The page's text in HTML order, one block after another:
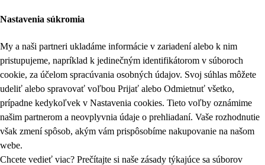
Nastavenia súkromia
My a naši partneri ukladáme informácie v zariadení alebo k nim
pristupujeme, napríklad k jedinečným identifikátorom v súboroch
cookie, za účelom spracúvania osobných údajov. Svoj súhlas môžete
udeliť alebo spravovať voľbou Prijať alebo Odmietnuť všetko,
prípadne kedykoľvek v Nastavenia cookies. Tieto voľby oznámime
našim partnerom a neovplyvnia údaje o prehliadaní. Vaše rozhodnutie
však zmení spôsob, akým vám prispôsobíme nakupovanie na našom
webe.
Chcete vedieť viac? Prečítajte si naše zásady týkajúce sa súborov